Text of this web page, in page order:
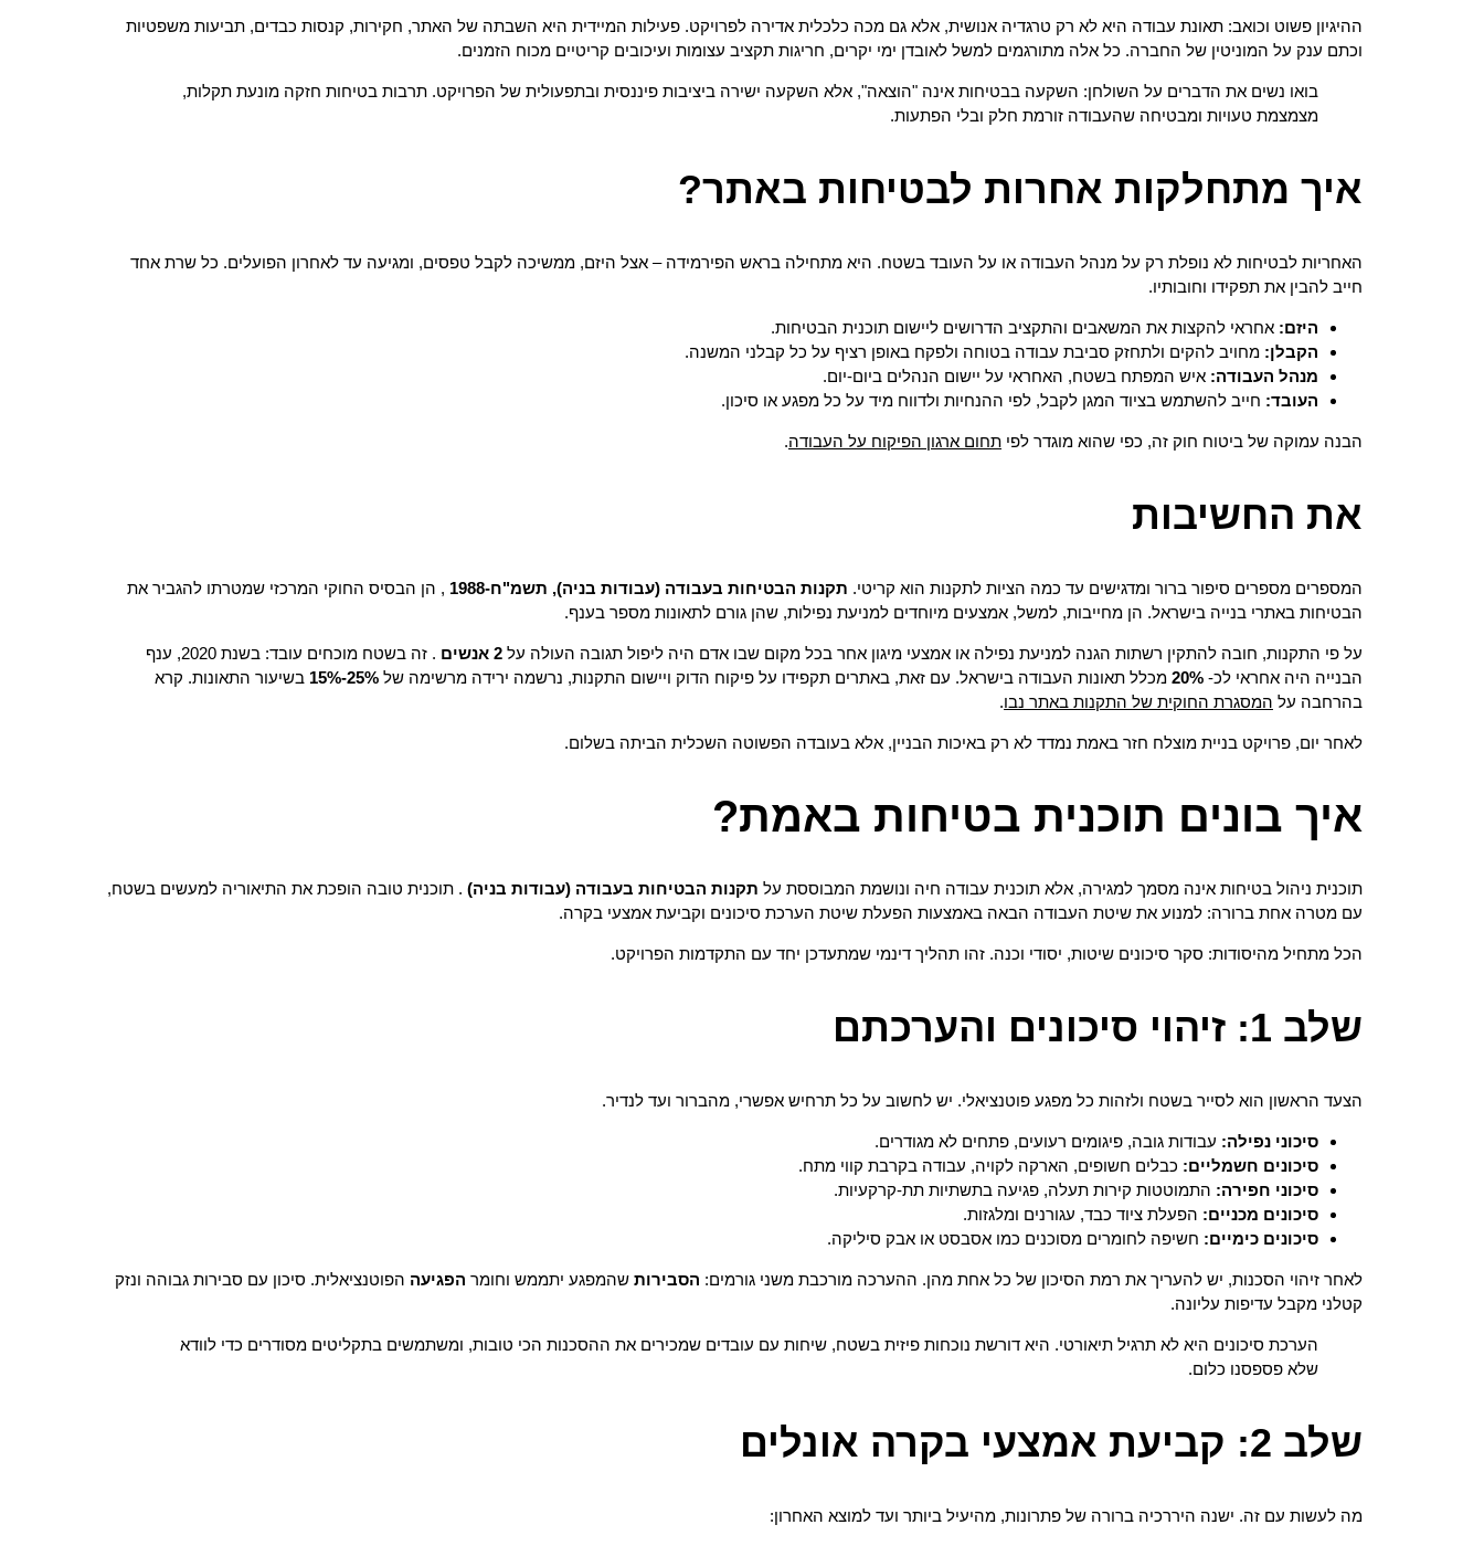
ההיגיון פשוט וכואב: תאונת עבודה היא לא רק טרגדיה אנושית, אלא גם מכה כלכלית אדירה לפרויקט. פעילות המיידית היא השבתה של האתר, חקירות, קנסות כבדים, תביעות משפטיות
וכתם ענק על המוניטין של החברה. כל אלה מתורגמים למשל לאובדן ימי יקרים, חריגות תקציב עצומות ועיכובים קריטיים מכוח הזמנים.
בואו נשים את הדברים על השולחן: השקעה בבטיחות אינה "הוצאה", אלא השקעה ישירה ביציבות פיננסית ובתפעולית של הפרויקט. תרבות בטיחות חזקה מונעת תקלות,
מצמצמת טעויות ומבטיחה שהעבודה זורמת חלק ובלי הפתעות.
איך מתחלקות אחרות לבטיחות באתר?
האחריות לבטיחות לא נופלת רק על מנהל העבודה או על העובד בשטח. היא מתחילה בראש הפירמידה – אצל היזם, ממשיכה לקבל טפסים, ומגיעה עד לאחרון הפועלים. כל שרת אחד
חייב להבין את תפקידו וחובותיו.
היזם: אחראי להקצות את המשאבים והתקציב הדרושים ליישום תוכנית הבטיחות.
הקבלן: מחויב להקים ולתחזק סביבת עבודה בטוחה ולפקח באופן רציף על כל קבלני המשנה.
מנהל העבודה: איש המפתח בשטח, האחראי על יישום הנהלים ביום-יום.
העובד: חייב להשתמש בציוד המגן לקבל, לפי ההנחיות ולדווח מיד על כל מפגע או סיכון.
הבנה עמוקה של ביטוח חוק זה, כפי שהוא מוגדר לפי תחום ארגון הפיקוח על העבודה.
את החשיבות
המספרים מספרים סיפור ברור ומדגישים עד כמה הציות לתקנות הוא קריטי. תקנות הבטיחות בעבודה (עבודות בניה), תשמ"ח-1988
, הן הבסיס החוקי המרכזי שמטרתו להגביר את
הבטיחות באתרי בנייה בישראל. הן מחייבות, למשל, אמצעים מיוחדים למניעת נפילות, שהן גורם לתאונות מספר בענף.
על פי התקנות, חובה להתקין רשתות הגנה למניעת נפילה או אמצעי מיגון אחר בכל מקום שבו אדם היה ליפול תגובה העולה על 2 אנשים
. זה בשטח מוכחים עובד: בשנת 2020, ענף
הבנייה היה אחראי לכ- 20% מכלל תאונות העבודה בישראל. עם זאת, באתרים תקפידו על פיקוח הדוק ויישום התקנות, נרשמה ירידה מרשימה של 15%-25% בשיעור התאונות. קרא
בהרחבה על המסגרת החוקית של התקנות באתר נבו.
לאחר יום, פרויקט בניית מוצלח חזר באמת נמדד לא רק באיכות הבניין, אלא בעובדה הפשוטה השכלית הביתה בשלום.
איך בונים תוכנית בטיחות באמת?
תוכנית ניהול בטיחות אינה מסמך למגירה, אלא תוכנית עבודה חיה ונושמת המבוססת על תקנות הבטיחות בעבודה (עבודות בניה) . תוכנית טובה הופכת את התיאוריה למעשים בשטח,
עם מטרה אחת ברורה: למנוע את שיטת העבודה הבאה באמצעות הפעלת שיטת הערכת סיכונים וקביעת אמצעי בקרה.
הכל מתחיל מהיסודות: סקר סיכונים שיטות, יסודי וכנה. זהו תהליך דינמי שמתעדכן יחד עם התקדמות הפרויקט.
שלב 1: זיהוי סיכונים והערכתם
הצעד הראשון הוא לסייר בשטח ולזהות כל מפגע פוטנציאלי. יש לחשוב על כל תרחיש אפשרי, מהברור ועד לנדיר.
סיכוני נפילה: עבודות גובה, פיגומים רעועים, פתחים לא מגודרים.
סיכונים חשמליים: כבלים חשופים, הארקה לקויה, עבודה בקרבת קווי מתח.
סיכוני חפירה: התמוטטות קירות תעלה, פגיעה בתשתיות תת-קרקעיות.
סיכונים מכניים: הפעלת ציוד כבד, עגורנים ומלגזות.
סיכונים כימיים: חשיפה לחומרים מסוכנים כמו אסבסט או אבק סיליקה.
לאחר זיהוי הסכנות, יש להעריך את רמת הסיכון של כל אחת מהן. ההערכה מורכבת משני גורמים: הסבירות שהמפגע יתממש וחומר הפגיעה הפוטנציאלית. סיכון עם סבירות גבוהה ונזק
קטלני מקבל עדיפות עליונה.
הערכת סיכונים היא לא תרגיל תיאורטי. היא דורשת נוכחות פיזית בשטח, שיחות עם עובדים שמכירים את ההסכנות הכי טובות, ומשתמשים בתקליטים מסודרים כדי לוודא
שלא פספסנו כלום.
שלב 2: קביעת אמצעי בקרה אונלים
מה לעשות עם זה. ישנה היררכיה ברורה של פתרונות, מהיעיל ביותר ועד למוצא האחרון: